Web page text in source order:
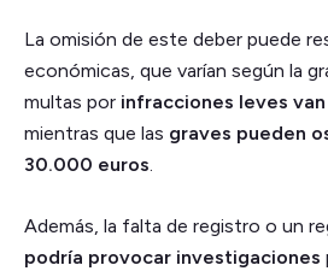
La omisión de este deber puede
económicas, que varían según la
multas por infracciones leves
mientras que las graves pueden
30.000 euros.
Además, la falta de registro o un
podría provocar investigaciones